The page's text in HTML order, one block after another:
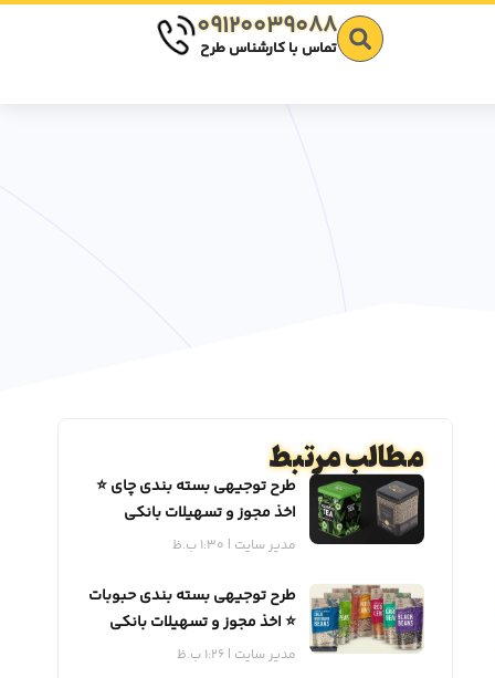
09120039088
تماس با کارشناس طرح
مطالب مرتبططرح توجیهی بسته بندی چای ⭐️
اخذ مجوز و تسهیلات بانکی
مدیر سایت 1:30 ب.ظ
طرح توجیهی بسته بندی حبوبات
⭐️ اخذ مجوز و تسهیلات بانکی
مدیر سایت 1:26 ب.ظ